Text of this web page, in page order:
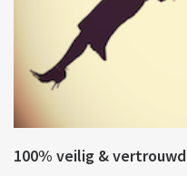
100% veilig & vertrouwd